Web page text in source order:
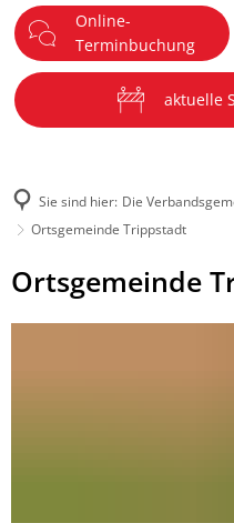
Menü
Online-
Terminbuchung
aktuelle
Sie sind hier: Die
Ortsgemeinde Trippstadt
Ortsgemeinde
Trippstadt
Ortsgemeinde